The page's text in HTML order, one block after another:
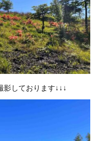
しております↓↓↓